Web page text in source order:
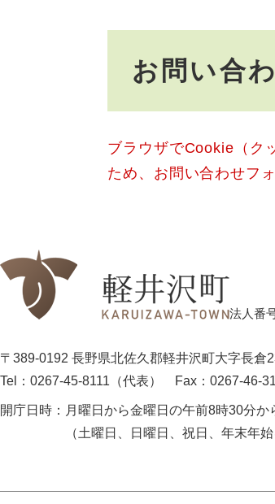
お問い合
ブラウザでCookie（ク
ため、お問い合わせフ
法人番
〒389-0192 長野県北佐久郡軽井沢町大字長倉
Tel：0267-45-8111（代表）
Fax：0267-46-
開庁日時： 月曜日から金曜日の午前8時30分か
（土曜日、日曜日、祝日、年末年始